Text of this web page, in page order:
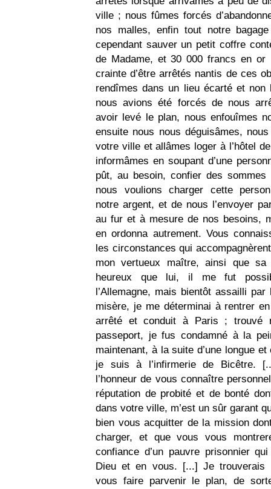
ville ; nous fûmes forcés
nos malles, enfin tout notre
cependant sauver un petit coffre
de Madame, et 30 000 francs en
crainte d’être arrêtés nantis de ces
rendîmes dans un lieu écarté et non
nous avions été forcés de nous
avoir levé le plan, nous enfouîmes
ensuite nous nous déguisâmes,
votre ville et allâmes loger à l’hôtel
informâmes en soupant d’une
pût, au besoin, confier des
nous voulions charger cette
notre argent, et de nous l’envoyer
au fur et à mesure de nos besoins,
en ordonna autrement. Vous
les circonstances qui
mon vertueux maître, ainsi que
heureux que lui, il me fut
l’Allemagne, mais bientôt assailli
misère, je me déterminai à rentrer
arrêté et conduit à Paris ; trouvé
passeport, je fus condamné à la
maintenant, à la suite d’une longue
je suis à l’infirmerie de Bicêtre.
l’honneur de vous connaître
réputation de probité et de bonté
dans votre ville, m’est un sûr garant
bien vous acquitter de la mission
charger, et que vous vous
confiance d’un pauvre prisonnier qui
Dieu et en vous. [...] Je trouverais
vous faire parvenir le plan, de